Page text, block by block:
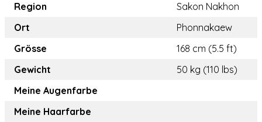
Region
Sakon Nakhon
Ort
Phonnakaew
Grösse
168 cm (5.5 ft)
Gewicht
50 kg (110 lbs)
Meine Augenfarbe
Meine Haarfarbe